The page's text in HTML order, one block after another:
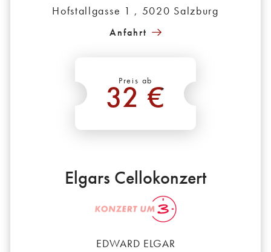
Hofstallgasse 1 , 5020 Salzburg
Anfahrt
Preis ab
32 €
*
Elgars Cellokonzert
EDWARD ELGAR